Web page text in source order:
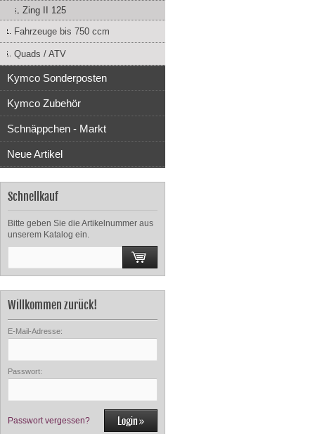
Zing II 125
Fahrzeuge bis 750 ccm
Quads / ATV
Kymco Sonderposten
Kymco Zubehör
Schnäppchen - Markt
Neue Artikel
Schnellkauf
Bitte geben Sie die Artikelnummer aus
unserem Katalog ein.
Willkommen zurück!
E-Mail-Adresse:
Passwort:
Passwort vergessen?